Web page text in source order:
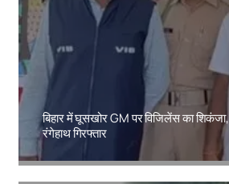
बिहार में घूसखोर GM पर विजिलेंस का
रंगेहाथ गिरफ्तार